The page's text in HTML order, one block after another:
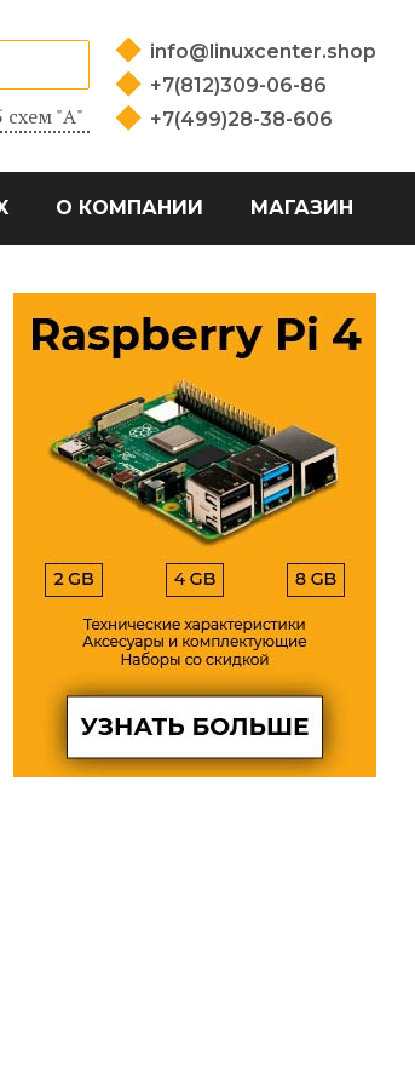
схем "А"
info@linuxcenter.shop
+7(812)309-06-86
+7(499)28-38-606
О КОМПАНИИ МАГАЗИН